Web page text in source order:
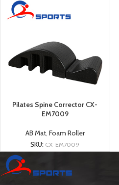
Pilates Spine Corrector CX-
EM7009
AB Mat, Foam Roller
SKU: CX-EM7009